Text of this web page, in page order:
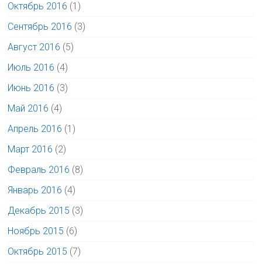
Октябрь 2016 (1)
Сентябрь 2016 (3)
Август 2016 (5)
Июль 2016 (4)
Июнь 2016 (3)
Май 2016 (4)
Апрель 2016 (1)
Март 2016 (2)
Февраль 2016 (8)
Январь 2016 (4)
Декабрь 2015 (3)
Ноябрь 2015 (6)
Октябрь 2015 (7)